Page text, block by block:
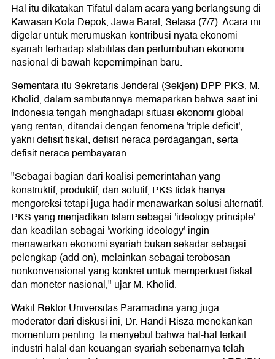
Hal itu dikatakan Tifatul dalam acara yang berlangsung di
Kawasan Kota Depok, Jawa Barat, Selasa (7/7). Acara ini
digelar untuk merumuskan kontribusi nyata ekonomi
syariah terhadap stabilitas dan pertumbuhan ekonomi
nasional di bawah kepemimpinan baru.
Sementara itu Sekretaris Jenderal (Sekjen) DPP PKS, M.
Kholid, dalam sambutannya memaparkan bahwa saat ini
Indonesia tengah menghadapi situasi ekonomi global
yang rentan, ditandai dengan fenomena 'triple deficit',
yakni defisit fiskal, defisit neraca perdagangan, serta
defisit neraca pembayaran.
"Sebagai bagian dari koalisi pemerintahan yang
konstruktif, produktif, dan solutif, PKS tidak hanya
mengoreksi tetapi juga hadir menawarkan solusi alternatif.
PKS yang menjadikan Islam sebagai 'ideology principle'
dan keadilan sebagai 'working ideology' ingin
menawarkan ekonomi syariah bukan sekadar sebagai
pelengkap (add-on), melainkan sebagai terobosan
nonkonvensional yang konkret untuk memperkuat fiskal
dan moneter nasional," ujar M. Kholid.
Wakil Rektor Universitas Paramadina yang juga
moderator dari diskusi ini, Dr. Handi Risza menekankan
momentum penting. Ia menyebut bahwa hal-hal terkait
industri halal dan keuangan syariah sebenarnya telah